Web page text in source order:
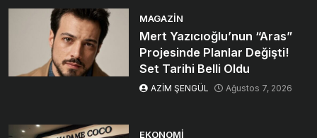
MAGAZIN
Mert Yazıcıoğlu’nun “Aras”
Projesinde Planlar Değişti!
Set Tarihi Belli Oldu
AZİM ŞENGÜL Ağustos 7, 2026
EKONOMI